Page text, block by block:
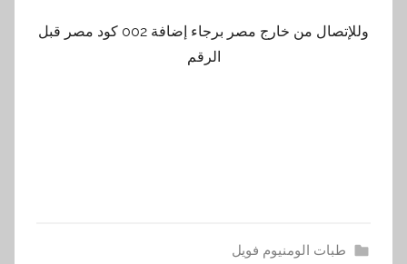
وللإتصال من خارج مصر برجاء إضافة 002 كود مصر قبل
الرقم
طبات الومنيوم فويل